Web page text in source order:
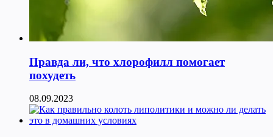
Правда ли, что хлорофилл помогает
похудеть
08.09.2023